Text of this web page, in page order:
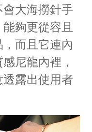
大海撈針手
夠更從容且
而且它連內
尼龍內裡，
露出使用者